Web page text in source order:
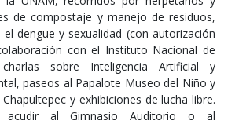
de compostaje y manejo de residuos,
dengue y sexualidad (con autorización
con el Instituto Nacional de
sobre Inteligencia Artificial y
paseos al Papalote Museo del Niño y
y exhibiciones de lucha libre.
acudir al Gimnasio Auditorio o al